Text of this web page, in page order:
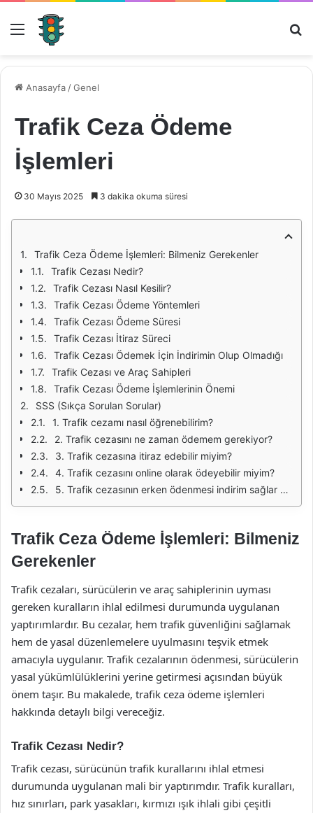
Menü
Anasayfa /Genel
Trafik Ceza Ödeme
İşlemleri
30 Mayıs 2025 3 dakika okuma süresi
Trafik Ceza Ödeme İşlemleri: Bilmeniz Gerekenler
Trafik Cezası Nedir?
Trafik Cezası Nasıl Kesilir?
Trafik Cezası Ödeme Yöntemleri
Trafik Cezası Ödeme Süresi
Trafik Cezası İtiraz Süreci
Trafik Cezası Ödemek İçin İndirimin Olup Olmadığı
Trafik Cezası ve Araç Sahipleri
Trafik Cezası Ödeme İşlemlerinin Önemi
SSS (Sıkça Sorulan Sorular)
1. Trafik cezamı nasıl öğrenebilirim?
2. Trafik cezasını ne zaman ödemem gerekiyor?
3. Trafik cezasına itiraz edebilir miyim?
4. Trafik cezasını online olarak ödeyebilir miyim?
5. Trafik cezasının erken ödenmesi indirim sağlar mı?
Trafik Ceza Ödeme İşlemleri: Bilmeniz
Gerekenler
Trafik cezaları, sürücülerin ve araç sahiplerinin uyması
gereken kuralların ihlal edilmesi durumunda uygulanan
yaptırımlardır. Bu cezalar, hem trafik güvenliğini sağlamak
hem de yasal düzenlemelere uyulmasını teşvik etmek
amacıyla uygulanır. Trafik cezalarının ödenmesi, sürücülerin
yasal yükümlülüklerini yerine getirmesi açısından büyük
önem taşır. Bu makalede, trafik ceza ödeme işlemleri
hakkında detaylı bilgi vereceğiz.
Trafik Cezası Nedir?
Trafik cezası, sürücünün trafik kurallarını ihlal etmesi
durumunda uygulanan mali bir yaptırımdır. Trafik kuralları,
hız sınırları, park yasakları, kırmızı ışık ihlali gibi çeşitli